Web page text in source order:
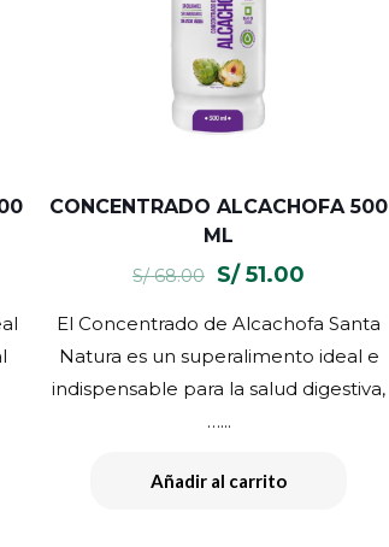
CONCENTRADO ALCACHOFA 500
ML
S/68.00
El
original
era:
S/ 68.00.
S/51.00
actual
es:
S/ 51.00.
El Concentrado de Alcachofa Santa
Natura es un superalimento ideal e
indispensable para la salud digestiva,
…...
Añadir al carrito